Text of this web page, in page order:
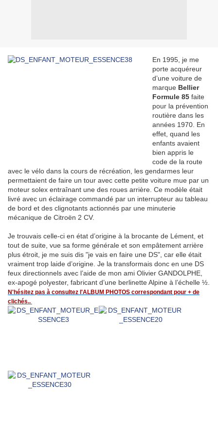
En 1995, je me
porte acquéreur
d’une voiture de
marque Bellier
Formule 85 faite
pour la prévention
routière dans les
années 1970. En
effet, quand les
enfants avaient
bien appris le
code de la route
avec le vélo dans la cours de récréation, les gendarmes leur
permettaient de faire un tour avec cette petite voiture mue par un
moteur solex entraînant une des roues arrière. Ce modèle était
livré avec un éclairage commandé par un interrupteur au tableau
de bord et des clignotants actionnés par une minuterie
mécanique de Citroën 2 CV.
Je trouvais celle-ci en état d’origine à la brocante de Lément, et
tout de suite, vue sa forme générale et son empâtement arrière
plus étroit, je me suis dis "je vais en faire une DS", car elle était
vraiment trop laide d’origine. Je la transformais donc en une DS
feux directionnels avec l’aide de mon ami Olivier GANDOLPHE,
ex-apogé polyester, fabricant d’une berlinette Alpine à l’échelle ½.
N'hésitez pas à consultez l'ALBUM PHOTOS correspondant pour + de
clichés..